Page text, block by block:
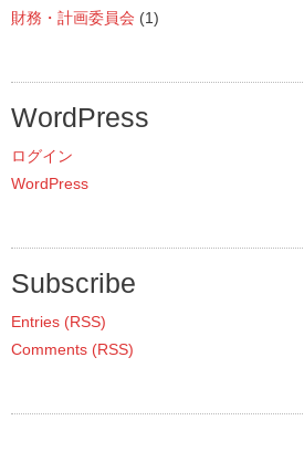
財務・計画委員会 (1)
WordPress
ログイン
WordPress
Subscribe
Entries (RSS)
Comments (RSS)